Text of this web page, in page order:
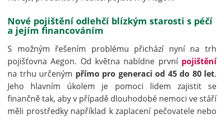
Nové pojištění odlehčí blízkým starosti s péčí
a jejím financováním
S možným řešením problému přichází nyní na trh
pojišťovna Aegon. Od května nabídne první pojištění
na trhu určeným přímo pro generaci od 45 do 80 let.
Jeho hlavním úkolem je pomoci lidem zajistit se
finančně tak, aby v případě dlouhodobé nemoci ve stáří
měli prostředky například k zaplacení pečovatele nebo